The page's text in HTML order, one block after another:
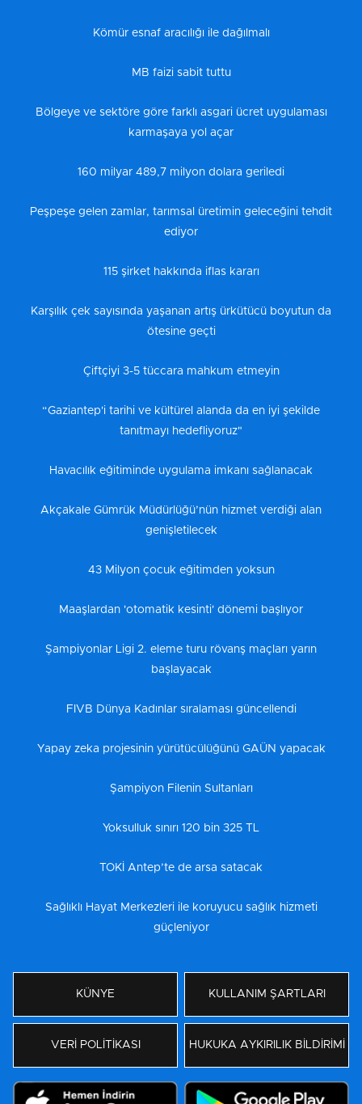
Kömür esnaf aracılığı ile dağılmalı
MB faizi sabit tuttu
Bölgeye ve sektöre göre farklı asgari ücret uygulaması
karmaşaya yol açar
160 milyar 489,7 milyon dolara geriledi
Peşpeşe gelen zamlar, tarımsal üretimin geleceğini tehdit
ediyor
115 şirket hakkında iflas kararı
Karşılık çek sayısında yaşanan artış ürkütücü boyutun da
ötesine geçti
Çiftçiyi 3-5 tüccara mahkum etmeyin
“Gaziantep'i tarihi ve kültürel alanda da en iyi şekilde
tanıtmayı hedefliyoruz"
Havacılık eğitiminde uygulama imkanı sağlanacak
Akçakale Gümrük Müdürlüğü’nün hizmet verdiği alan
genişletilecek
43 Milyon çocuk eğitimden yoksun
Maaşlardan 'otomatik kesinti' dönemi başlıyor
Şampiyonlar Ligi 2. eleme turu rövanş maçları yarın
başlayacak
FIVB Dünya Kadınlar sıralaması güncellendi
Yapay zeka projesinin yürütücülüğünü GAÜN yapacak
Şampiyon Filenin Sultanları
Yoksulluk sınırı 120 bin 325 TL
TOKİ Antep’te de arsa satacak
Sağlıklı Hayat Merkezleri ile koruyucu sağlık hizmeti
güçleniyor
KÜNYE KULLANIM ŞARTLARI
VERİ POLİTİKASI HUKUKA AYKIRILIK BİLDİRİMİ